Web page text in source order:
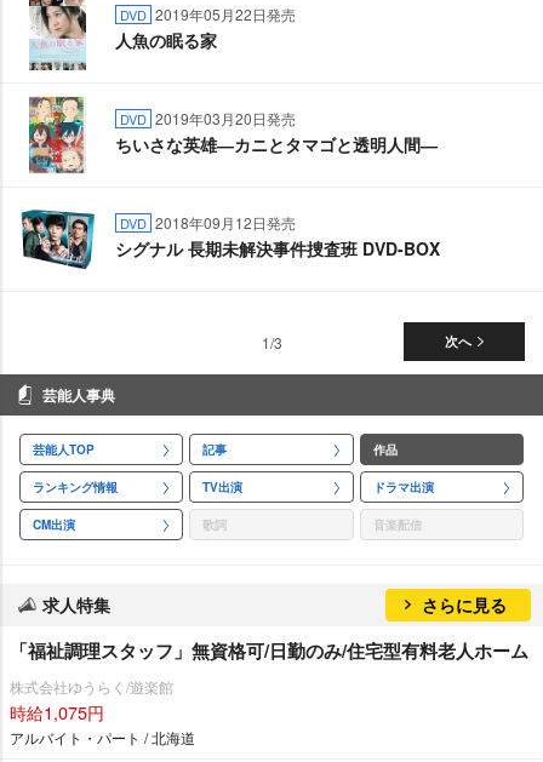
DVD 2019年05月22日発売
人魚の眠る家
DVD 2019年03月20日発売
ちいさな英雄―カニとタマゴと透明人間―
DVD 2018年09月12日発売
シグナル 長期未解決事件捜査班 DVD-BOX
次へ
1/3
芸能人事典
芸能人TOP 記事 作品
ランキング情報 TV出演 ドラマ出演
CM出演 歌詞 音楽配信
求人特集 さらに見る
「福祉調理スタッフ」無資格可/日勤のみ/住宅型有料老人ホーム
株式会社ゆうらく/遊楽館
時給1,075円
アルバイト・パート / 北海道